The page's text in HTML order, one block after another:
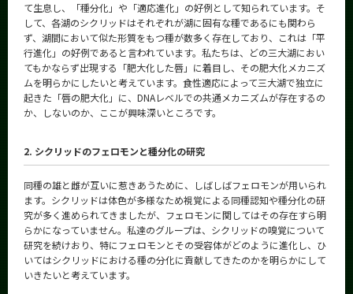
て生息し、「種分化」や「適応進化」の好例として知られています。そ
して、各湖のシクリッドはそれぞれが湖に固有な種であるにも関わら
ず、湖間において似た形質をもつ種が数多く存在しており、これは「平
行進化」の好例であると言われています。私たちは、どの三大湖におい
てもかならず出現する「肥大化した唇」に着目し、その肥大化メカニズ
ムを明らかにしたいと考えています。食性適応によって三大湖で独立に
起きた「唇の肥大化」に、DNAレベルでの共通メカニズムが存在するの
か、しないのか、ここが興味深いところです。
2. シクリッドのフェロモンと種分化の研究
同種の雄と雌が互いに惹きあうために、しばしばフェロモンが用いられ
ます。シクリッドは体色が多様なため視覚による同種認知や種分化の研
究が多く進められてきましたが、フェロモンに関してはその存在すら明
らかになっていません。私達のグループは、シクリッドの嗅覚について
研究を続けおり、特にフェロモンとその受容体がどのように進化し、ひ
いてはシクリッドにおける種の分化に貢献してきたのかを明らかにして
いきたいと考えています。